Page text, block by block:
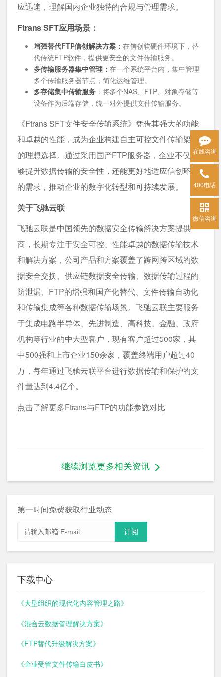
应迅速，理解国内企业独特的合规与管理需求。
Ftrans SFT应用场景：
增强替代FTP信创解决方案： 在信创软硬件环境下，替
代传统FTP软件，提供更安全的文件传输服务。
多传输服务器集中管理： 在一个系统平台内，集中管理
多个传输服务器节点，简化运维管理。
多存储集中传输服务：将多个NAS、FTP、对象存储等
设备作为后端存储，统一对外提供文件传输服务。
《Ftrans SFT文件安全传输系统》凭借其强大的功能
和卓越的性能，成为企业构建自主可控文件传输架构
的理想选择。通过采用国产FTP服务器，企业不仅能
够提升数据传输的安全性，还能更好地适应信创环境
的需求，推动企业的数字化转型和可持续发展。
关于飞驰云联
飞驰云联是中国领先的数据安全传输解决方案提供
商，长期专注于安全可控、性能卓越的数据传输技术
和解决方案，公司产品和方案覆盖了跨网跨区域的数
据安全交换、供应链数据安全传输、数据传输过程的
防泄漏、FTP的增强和国产化替代、文件传输自动化
和传输集成等各种数据传输场景。飞驰云联主要服务
于集成电路半导体、先进制造、高科技、金融、政府
机构等行业的中大型客户，现有客户超过500家，其
中500强和上市企业150余家，覆盖终端用户超过40
万，每年通过飞驰云联平台进行数据传输和保护的文
件量达到4.4亿个。
点击了解更多Ftrans与FTP的功能参数对比
继续浏览更多相关资讯
第一时间免费获取行业动态
下载中心
《大型组织的现代化内容管理之路》
《混合云数据管理解决方案》
《FTP替代升级解决方案》
《企业受管文件传输白皮书》
在线咨询
400电话
微信咨询